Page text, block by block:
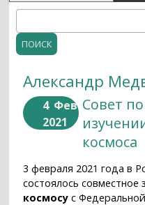
Форма поиска
Александр
4 Фев
2021
Совет
космоса
3 февраля 2021 года в
состоялось совместное
космосу с